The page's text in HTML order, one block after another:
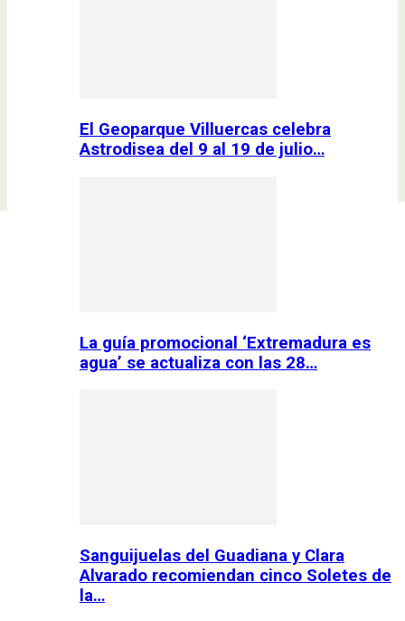
El Geoparque Villuercas celebra
Astrodisea del 9 al 19 de julio…
La guía promocional ‘Extremadura es
agua’ se actualiza con las 28…
Sanguijuelas del Guadiana y Clara
Alvarado recomiendan cinco Soletes de
la…